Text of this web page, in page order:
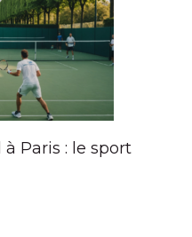
Paris : le sport